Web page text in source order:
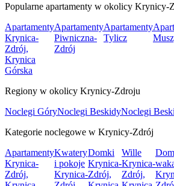
Popularne apartamenty w okolicy Krynicy-
Apartamenty
Krynica-
Zdrój,
Krynica
Górska
Apartamenty
Piwniczna-
Zdrój
Apartamenty
Tylicz
Regiony w okolicy Krynicy-Zdroju
Noclegi GóryNoclegi BeskidyNoclegi
Kategorie noclegowe w Krynicy-Zdrój
Apartamenty
Krynica-
Zdrój,
Kwatery
i pokoje
Krynica-
Domki
Krynica-
Zdrój,
Wille
Krynica-
Zdrój,